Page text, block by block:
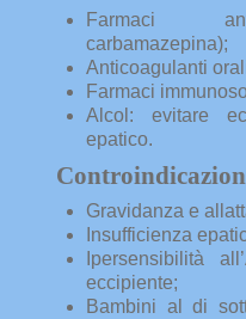
Farmaci
carbamazepina);
Anticoagulanti
Farmaci
Alcol: evitare
epatico.
Gravidanza e
Insufficienza
Ipersensibilità
eccipiente;
Bambini al di